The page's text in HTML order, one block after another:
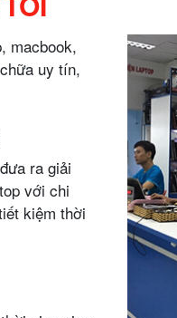
macbook,
uy tín,
ra giải
với chi
kiệm thời